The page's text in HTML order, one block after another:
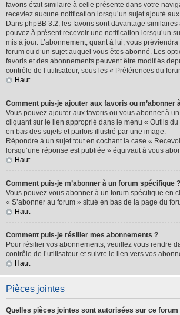
favoris était similaire à celle présente dans votre
receviez aucune notification lorsqu’un sujet ajouté
Dans phpBB 3.2, les favoris sont davantage
pouvez à présent recevoir une notification lorsqu’un
mis à jour. L’abonnement, quant à lui, vous
forum ou d’un sujet auquel vous êtes abonné. Les
favoris et des abonnements peuvent être modifiés
contrôle de l’utilisateur, sous les « Préférences du
Haut
Comment puis-je ajouter aux favoris ou m’abonner
Vous pouvez ajouter aux favoris ou vous abonner à
cliquant sur le lien approprié dans le menu « Outils
en bas des sujets et parfois illustré par une image.
Répondre à un sujet tout en cochant la case «
lorsqu’une réponse est publiée » équivaut à vous
Haut
Comment puis-je m’abonner à un forum spécifique ?
Vous pouvez vous abonner à un forum spécifique en
« S’abonner au forum » situé en bas de la page du
Haut
Comment puis-je résilier mes abonnements ?
Pour résilier vos abonnements, veuillez vous rendre
contrôle de l’utilisateur et suivre le lien vers vos
Haut
Pièces jointes
Quelles pièces jointes sont autorisées sur ce forum